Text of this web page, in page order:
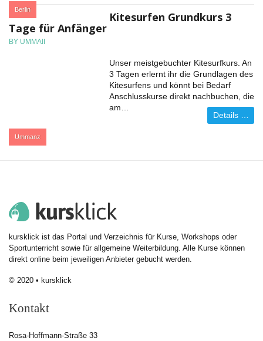
Berlin
Kitesurfen Grundkurs 3
Tage für Anfänger
BY UMMAII
Ummanz
Unser meistgebuchter Kitesurfkurs. An
3 Tagen erlernt ihr die Grundlagen des
Kitesurfens und könnt bei Bedarf
Anschlusskurse direkt nachbuchen, die
am…
Details …
kursklick ist das Portal und Verzeichnis für Kurse, Workshops oder
Sportunterricht sowie für allgemeine Weiterbildung. Alle Kurse können
direkt online beim jeweiligen Anbieter gebucht werden.
© 2020 • kursklick
Kontakt
Rosa-Hoffmann-Straße 33